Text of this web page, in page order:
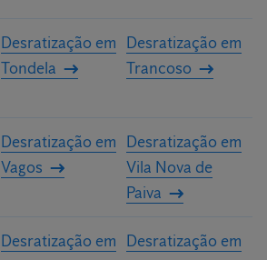
Desratização em
Tondela
Desratização em
Trancoso
Desratização em
Vagos
Desratização em
Vila Nova de
Paiva
Desratização em Desratização em